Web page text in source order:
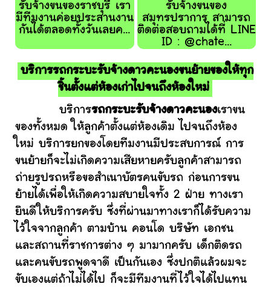
รับจ้างขนของราชบุรี เรา
มีทีมงานค่อยประสานงาน
กันได้ตลอดทั้งวันเลยค...
รับจ้างขนของ
สมุทรปราการ สามารถ
ติดต่อสอบถามได้ที่ LINE
ID : @chate...
บริการรถกระบะรับจ้างดาวคะนองขนย้ายของให้ทุก
ชิ้นตั้งแต่ห้องเก่าไปจนถึงห้องใหม่
บริการรถกระบะรับจ้างดาวคะนองเราขน
ของทั้งหมด ให้ลูกค้าตั้งแต่ห้องเดิม ไปจนถึงห้อง
ใหม่ บริการยกของโดยทีมงานมีประสบการณ์ การ
ขนย้ายก็จะไม่เกิดความเสียหายครับลูกค้าสามารถ
ถ่ายรูปรถหรือขอสำเนาบัตรคนขับรถ ก่อนการขน
ย้ายได้เพื่อให้เกิดความสบายใจทั้ง 2 ฝ่าย ทางเรา
ยินดีให้บริการครับ ซึ่งที่ผ่านมาทางเราก็ได้รับความ
ไว้ใจจากลูกค้า ตามบ้าน คอนโด บริษัท เอกชน
และสถานที่ราชการต่าง ๆ มามากครับ เด็กติดรถ
และคนขับรถพูดจาดี เป็นกันเอง ซึ่งปกติแล้วผมจะ
ขับเองแต่ถ้าไม่ได้ไป ก็จะมีทีมงานที่ไว้ใจได้ไปแทน